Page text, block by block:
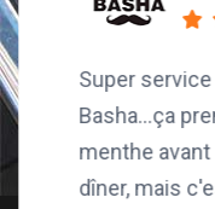
Super
Basha...ça
menthe
dîner, mais